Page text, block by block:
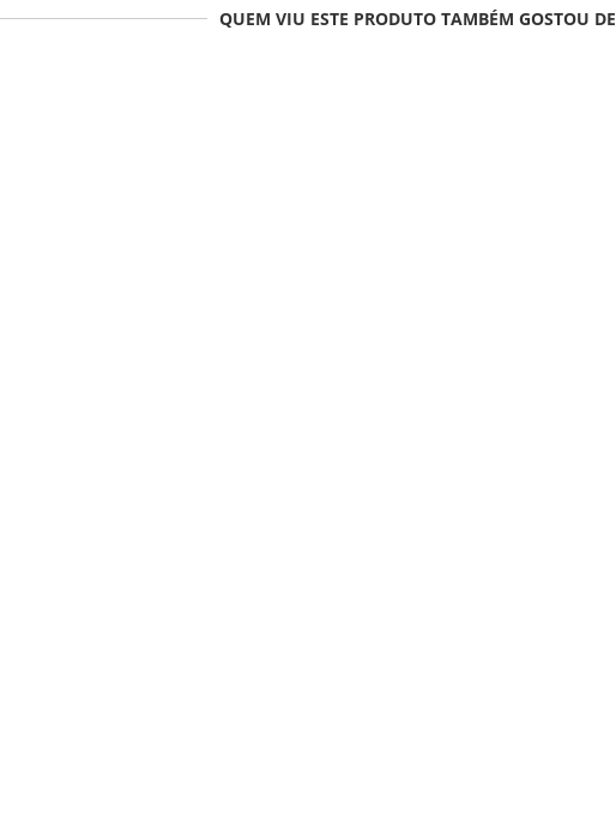
QUEM VIU ESTE PRODUTO TAMBÉM GOSTOU DE